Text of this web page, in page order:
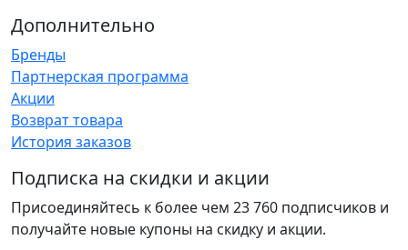
Дополнительно
Бренды
Партнерская программа
Акции
Возврат товара
История заказов
Подписка на скидки и акции
Присоединяйтесь к более чем 23 760 подписчиков и
получайте новые купоны на скидку и акции.